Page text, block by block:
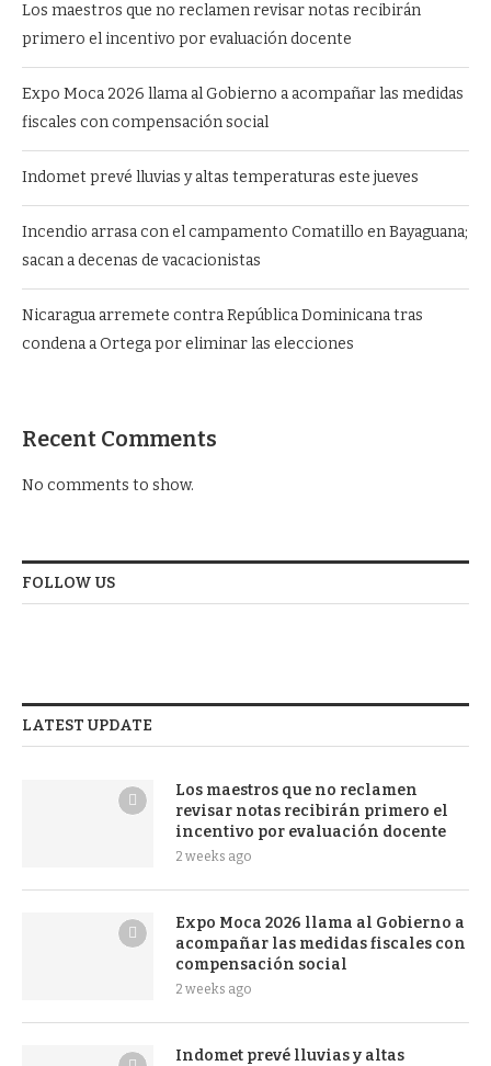
Los maestros que no reclamen revisar notas recibirán
primero el incentivo por evaluación docente
Expo Moca 2026 llama al Gobierno a acompañar las medidas
fiscales con compensación social
Indomet prevé lluvias y altas temperaturas este jueves
Incendio arrasa con el campamento Comatillo en Bayaguana;
sacan a decenas de vacacionistas
Nicaragua arremete contra República Dominicana tras
condena a Ortega por eliminar las elecciones
Recent Comments
No comments to show.
FOLLOW US
LATEST UPDATE
Los maestros que no reclamen
revisar notas recibirán primero el
incentivo por evaluación docente
2 weeks ago
Expo Moca 2026 llama al Gobierno a
acompañar las medidas fiscales con
compensación social
2 weeks ago
Indomet prevé lluvias y altas